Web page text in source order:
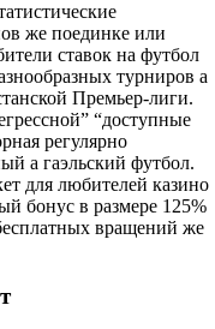
же поединке или
ставок на футбол
турниров а
Премьер-лиги.
“доступные
регулярно
а гаэльский футбол.
для любителей казино
бонус в размере 125%
вращений же